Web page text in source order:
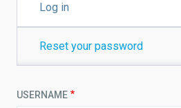
TABSLog in
Reset your password
USERNAME